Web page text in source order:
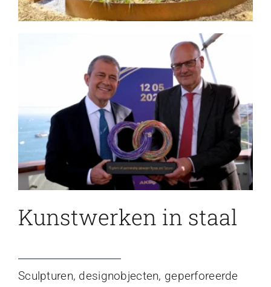
Kunstwerken in staal
Sculpturen, designobjecten, geperforeerde